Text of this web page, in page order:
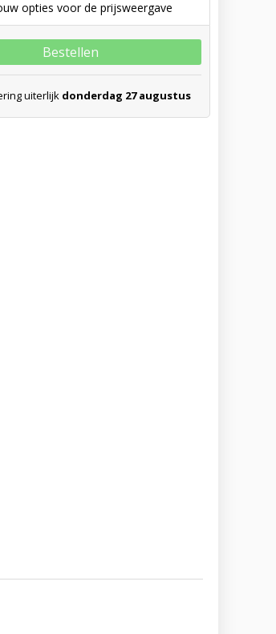
opties voor de prijsweergave
Bestellen
uiterlijk donderdag 27 augustus